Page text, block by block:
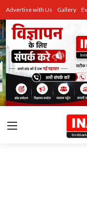
Advertise with Us Gallery
उत्तर प्रदेश
Advertise with Us
Events
राज्य